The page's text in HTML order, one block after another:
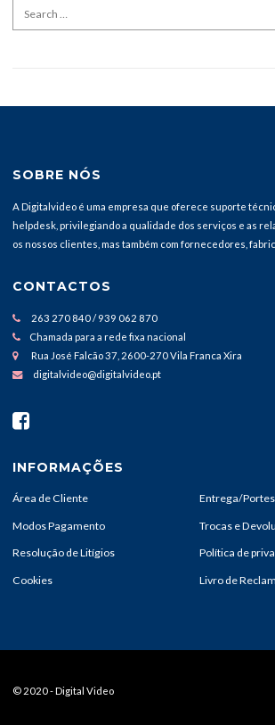
Search for:
SOBRE NÓS
A Digitalvideo é uma empresa que oferece suporte
helpdesk, privilegiando a qualidade dos serviços e as
os nossos clientes, mas também com fornecedores,
CONTACTOS
263 270 840 / 939 062 870
Chamada para a rede fixa nacional
Rua José Falcão 37, 2600-270 Vila Franca Xira
digitalvideo@digitalvideo.pt
INFORMAÇÕES
Área de Cliente Entrega/Portes
Modos Pagamento Trocas e
Resolução de Litígios Política de
Cookies Livro de
© 2020 - Digital Video